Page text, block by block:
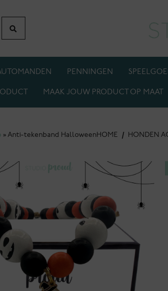
PENNINGEN
MAAK JOUW PRODUCT OP MAAT
»Anti-tekenband HalloweenHOME / HONDEN